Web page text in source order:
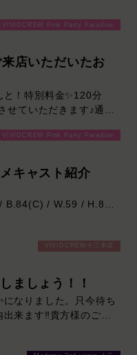
VIVIDCREW Pink Party Paradise
店いただいたお
と！特別料金✨120分
せていただきます♪通常
店お待ちしております！
VIVIDCREW Pink Party Paradise
キャスト紹介
B.84(C) / W.59 / H.86
系の女の子です。
張気味ではありますが
おうとする姿が、守って
さ。
すすめです。
VIVIDCREW十三本店
ましょう！！
なりました。只今待ち
来ます‼貴方様のご来